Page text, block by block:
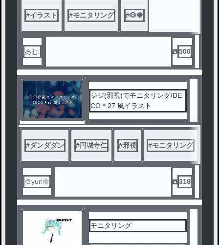
#イラスト #モニタリング #🐶🍓
あむ. 500
ジジ(邪視)でモニタリング/DE
CO＊27 風イラスト
#ダンダダン #円城寺仁 #邪視 #モニタリング
🎨yuri🌼 318
モニタリング